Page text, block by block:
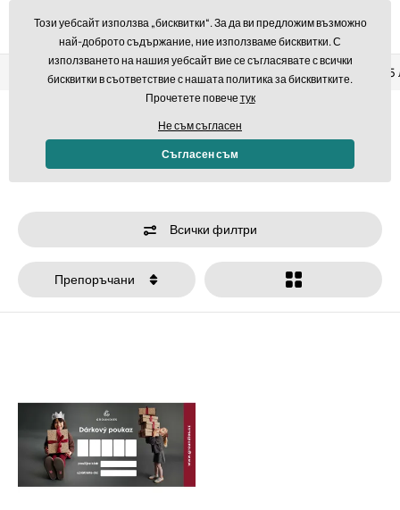
Връщане в рамките на 14 дни Бърза доставка над
Подаръчни ваучери
Подаръчни ваучери
Всички филтри
Препоръчани
Този уебсайт използва „бисквитки“. За да ви предложим възможно
най-доброто съдържание, ние използваме бисквитки. С
използването на нашия уебсайт вие се съгласявате с всички
бисквитки в съответствие с нашата политика за бисквитките.
Прочетете повечетук
Не съм съгласен
Съгласен съм